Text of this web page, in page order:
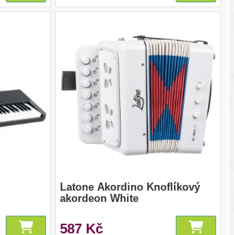
Latone Akordino Knoflíkový
akordeon White
587 Kč